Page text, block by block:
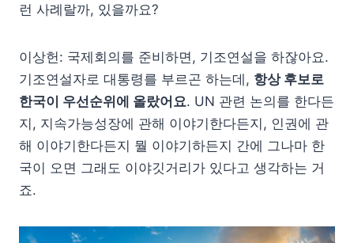
런 사례랄까, 있을까요?
이상헌: 국제회의를 준비하면, 기조연설을 하잖아요.
기조연설자로 대통령를 부르곤 하는데, 항상 후보로
한국이 우선순위에 올랐어요. UN 관련 논의를 한다든
지, 지속가능성장에 관해 이야기한다든지, 인권에 관
해 이야기한다든지 뭘 이야기하든지 간에 그나마 한
국이 오면 그래도 이야깃거리가 있다고 생각하는 거
죠.